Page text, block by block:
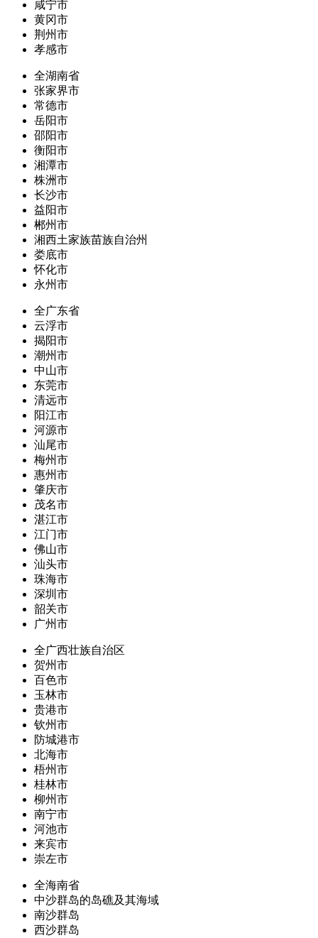
咸宁市
黄冈市
荆州市
孝感市
全湖南省
张家界市
常德市
岳阳市
邵阳市
衡阳市
湘潭市
株洲市
长沙市
益阳市
郴州市
湘西土家族苗族自治州
娄底市
怀化市
永州市
全广东省
云浮市
揭阳市
潮州市
中山市
东莞市
清远市
阳江市
河源市
汕尾市
梅州市
惠州市
肇庆市
茂名市
湛江市
江门市
佛山市
汕头市
珠海市
深圳市
韶关市
广州市
全广西壮族自治区
贺州市
百色市
玉林市
贵港市
钦州市
防城港市
北海市
梧州市
桂林市
柳州市
南宁市
河池市
来宾市
崇左市
全海南省
中沙群岛的岛礁及其海域
南沙群岛
西沙群岛